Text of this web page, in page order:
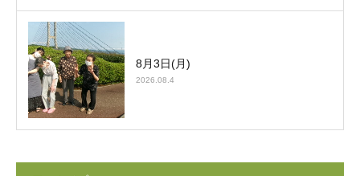
8月3日(月)
2026.08.4